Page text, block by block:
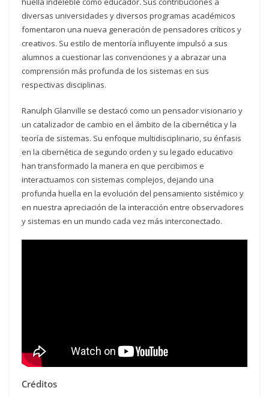
diversas universidades y diversos programas académicos
fomentaron una nueva generación de pensadores críticos y
creativos. Su estilo de mentoría influyente impulsó a sus
alumnos a cuestionar las convenciones y a abrazar una
comprensión más profunda de los sistemas en sus
respectivas disciplinas.
Ranulph Glanville se destacó como un pensador visionario y
un catalizador de cambio en el ámbito de la cibernética y la
teoría de sistemas. Su enfoque multidisciplinario, su énfasis
en la cibernética de segundo orden y su legado educativo
han transformado la manera en que percibimos e
interactuamos con sistemas complejos, dejando una
profunda huella en la evolución del pensamiento sistémico y
en nuestra apreciación de la interacción entre observadores
y sistemas en un mundo cada vez más interconectado.
Créditos